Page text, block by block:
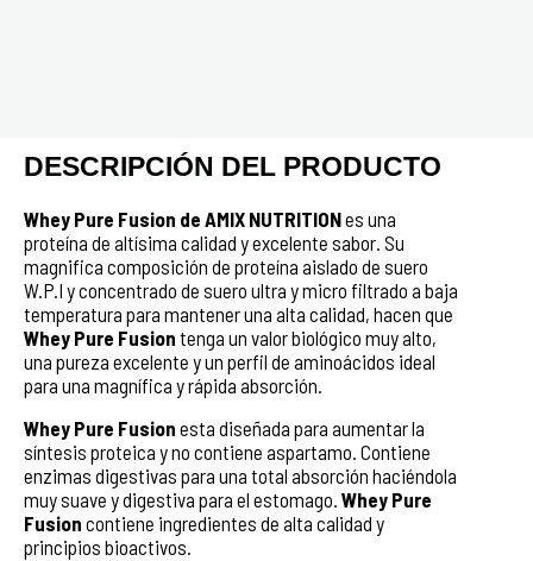
DESCRIPCIÓN DEL PRODUCTO
Whey Pure Fusion de AMIX NUTRITIONes una
proteína de altísima calidad y excelente sabor. Su
magnifica composición de proteína aislado de suero
W.P.I y concentrado de suero ultra y micro filtrado a baja
temperatura para mantener una alta calidad, hacen que
Whey Pure Fusion tenga un valor biológico muy alto,
una pureza excelente y un perfil de aminoácidos ideal
para una magnífica y rápida absorción.
Whey Pure Fusion esta diseñada para aumentar la
síntesis proteica y no contiene aspartamo. Contiene
enzimas digestivas para una total absorción haciéndola
muy suave y digestiva para el estomago. Whey Pure
Fusion contiene ingredientes de alta calidad y
principios bioactivos.